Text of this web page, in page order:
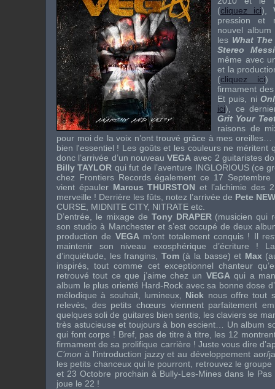
(cliquez ici),
pression et
nouvel album
les What
Stereo
même avec
et la
(cliquez ici)
firmament
Et puis, ni
ici), ce
Grit Your
raisons de
pour moi de la voix n’ont trouvé grâce à mes
bien l'essentiel ! Les goûts et les couleurs ne méritent
donc l’arrivée d’un nouveau VEGA avec 2 guitaristes
Billy TAYLOR qui fut de l’aventure INGLORIOUS(ce
chez Frontiers Recordségalement ce 17
vient épauler Marcus THURSTON et l’alchimie des
merveille ! Derrière les fûts, notez l’arrivée de Pete
CURSE MIDNITE CITY, NITRATE etc.
D’entrée, le mixage de Tony DRAPER(musicien qui
son studio à Manchester et s’est occupé de deux
production de VEGA m’ont totalement conquis ! Il
maintenir son niveau exosphérique d’écriture !
d’inquiétude, les frangins, Tom(à la basse) et Max
inspirés, tout comme cet exceptionnel chanteur
retrouvé tout ce que j’aime chez un VEGA qui a
album le plus orienté Hard-Rock avec sa bonne dose
mélodique à souhait, lumineux, Nick nous offre tout
relevés, des petits chœurs viennent parfaitement
quelques soli de guitares bien sentis, les claviers se
très astucieuse et toujours à bon escient… Un album
qui font corps ! Bref, pas de titre à titre, les 12
firmament de sa prolifique carrière ! Juste vous dire
C’mon à l’introduction jazzy et au développement aor/
les petits chanceux qui le pourront, retrouvez le
et 23 Octobre prochain à Bully-Les-Mines dans le
joue le 22 !